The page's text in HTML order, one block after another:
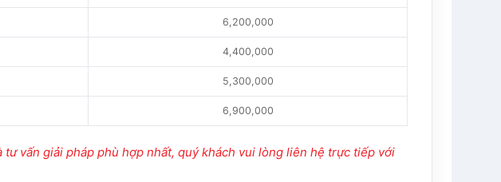
6,200,000
4,400,000
5,300,000
6,900,000
vấn giải pháp phù hợp nhất, quý khách vui lòng liên hệ trực tiếp với